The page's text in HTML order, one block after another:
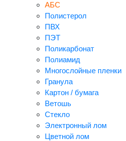
АБС
Полистерол
ПВХ
ПЭТ
Поликарбонат
Полиамид
Многослойные пленки
Гранула
Картон / бумага
Ветошь
Стекло
Электронный лом
Цветной лом